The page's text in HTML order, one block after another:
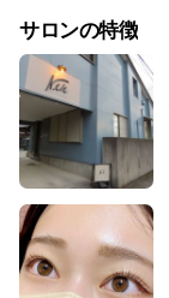
⚪親子、カップル
⚪居心地の良いサ
ぜひそれぞれの
サロンの特徴